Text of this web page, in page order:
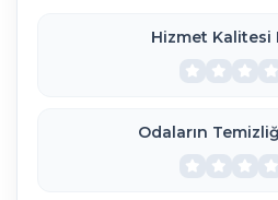
Hizmet Kalitesi
Odaların